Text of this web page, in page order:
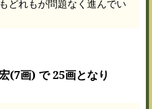
どれもが問題なく進んでい
(7画) で 25画となり